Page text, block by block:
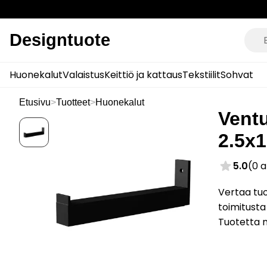
Designtuote
HuonekalutValaistusKeittiö ja kattausTekstiilitSohvat
Etusivu>Tuotteet>Huonekalut
5.0(0
Vertaa
toimitusta
Tuotetta